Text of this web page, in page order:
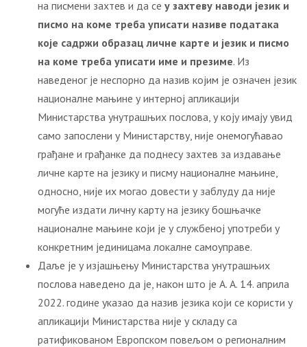
на писмени захтев и да се у захтеву наводи језик и
писмо на коме треба уписати називе података
које садржи образац личне карте и језик и писмо
на коме треба уписати име и презиме. Из
наведеног је неспорно да назив којим је означен језик
националне мањине у интерној апликацији
Министарства унутрашњих послова, у коју имају увид
само запослени у Министарству, није онемогућавао
грађане и грађанке да поднесу захтев за издавање
личне карте на језику и писму националне мањине,
односно, није их могао довести у заблуду да није
могуће издати личну карту на језику бошњачке
националне мањине који је у службеној употреби у
конкретним јединицама локалне самоуправе.
Даље је у изјашњењу Министарства унутрашњих
послова наведено да је, након што је А. А. 14. априла
2022. године указао да назив језика који се користи у
апликацији Министарства није у складу са
ратификованом Европском повељом о регионалним